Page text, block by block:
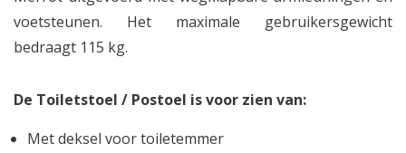
voetsteunen. Het maximale gebruikersgewicht
bedraagt 115 kg.
De Toiletstoel / Postoel is voor zien van:
Met deksel voor toiletemmer